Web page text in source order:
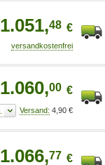
1.051,48 €
1.060,00 €
4,90 €
1.066,77 €